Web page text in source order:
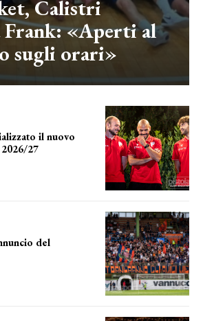
Calistri
Frank: «Aperti al
sugli orari»
il nuovo
27
del